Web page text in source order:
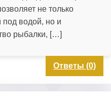
не только
водой, но и
рыбалки, […]
Ответы (0)